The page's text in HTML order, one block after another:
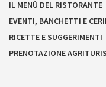
IL MENÙ DEL RISTORANTE
EVENTI, BANCHETTI E
RICETTE E SUGGERIMENTI
PRENOTAZIONE